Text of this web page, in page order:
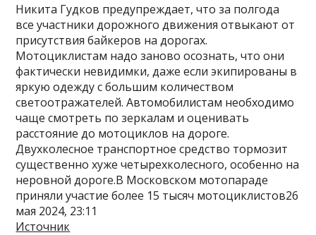
Никита Гудков предупреждает, что за полгода
все участники дорожного движения отвыкают от
присутствия байкеров на дорогах.
Мотоциклистам надо заново осознать, что они
фактически невидимки, даже если экипированы в
яркую одежду с большим количеством
светоотражателей. Автомобилистам необходимо
чаще смотреть по зеркалам и оценивать
расстояние до мотоциклов на дороге.
Двухколесное транспортное средство тормозит
существенно хуже четырехколесного, особенно на
неровной дороге.В Московском мотопараде
приняли участие более 15 тысяч мотоциклистов26
мая 2024, 23:11
Источник